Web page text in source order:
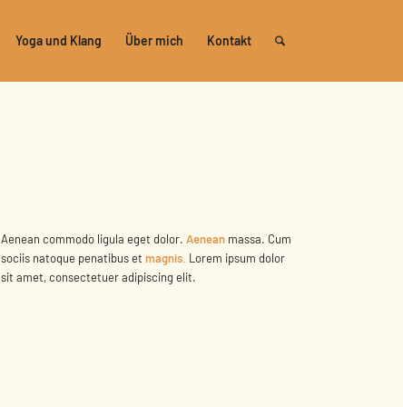
Yoga und Klang Über mich Kontakt
Aenean commodo ligula eget dolor.Aenean massa. Cum
sociis natoque penatibus etmagnis. Lorem ipsum dolor
sit amet, consectetuer adipiscing elit.